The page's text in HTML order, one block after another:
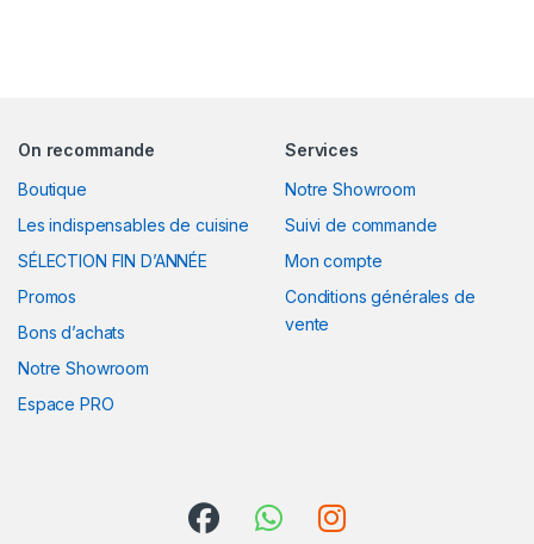
On recommande
Boutique
Les indispensables de cuisine
SÉLECTION FIN D’ANNÉE
Promos
Bons d’achats
Notre Showroom
Espace PRO
Services
Notre Showroom
Suivi de commande
Mon compte
Conditions générales de
vente